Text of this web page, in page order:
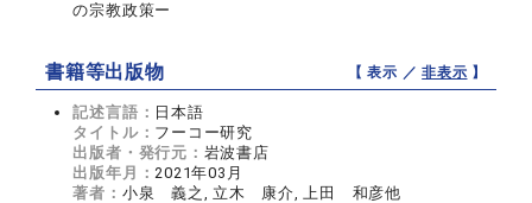
の宗教政策ー
書籍等出版物 【 表示 ／非表示 】
記述言語： 日本語
タイトル： フーコー研究
出版者・発行元： 岩波書店
出版年月：2021年03月
著者： 小泉 義之, 立木 康介, 上田 和彦他